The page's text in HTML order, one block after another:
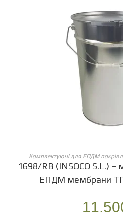
ОБЕРІТЬ
Комплектуючі для ЕПДМ
1698/RB (INSOCO S.L.)
ЕПДМ мембрани